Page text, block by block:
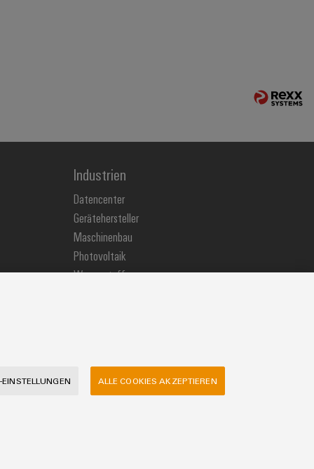
Industrien
Datencenter
Gerätehersteller
Maschinenbau
Photovoltaik
Wasserstoff
EINSTELLUNGEN ALLE COOKIES AKZEPTIEREN